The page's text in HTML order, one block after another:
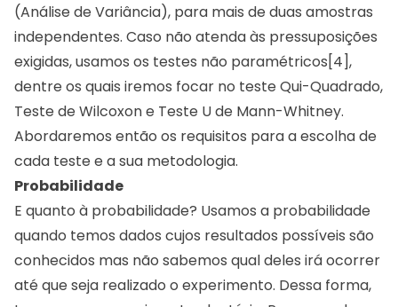
(Análise de Variância), para mais de duas amostras
independentes. Caso não atenda às pressuposições
exigidas, usamos os testes não paramétricos[4],
dentre os quais iremos focar no teste Qui-Quadrado,
Teste de Wilcoxon e Teste U de Mann-Whitney.
Abordaremos então os requisitos para a escolha de
cada teste e a sua metodologia.
Probabilidade
E quanto à probabilidade? Usamos a probabilidade
quando temos dados cujos resultados possíveis são
conhecidos mas não sabemos qual deles irá ocorrer
até que seja realizado o experimento. Dessa forma,